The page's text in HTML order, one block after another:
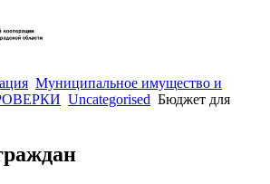
Муниципальное имущество и
Uncategorised Бюджет для